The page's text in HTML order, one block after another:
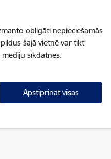
obligāti nepieciešamās
šajā vietnē var tikt
sīkdatnes.
Apstiprināt visas